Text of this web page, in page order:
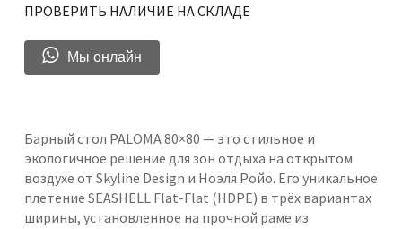
ПРОВЕРИТЬ НАЛИЧИЕ НА СКЛАДЕ
Мы онлайн
Барный стол PALOMA 80×80 — это стильное и
экологичное решение для зон отдыха на открытом
воздухе от Skyline Design и Ноэля Ройо. Его уникальное
плетение SEASHELL Flat-Flat (HDPE) в трёх вариантах
ширины, установленное на прочной раме из